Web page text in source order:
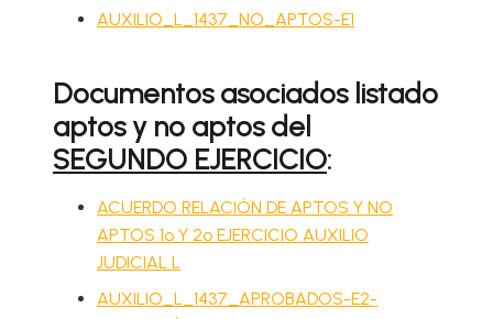
AUXILIO_L_1437_NO_APTOS-E1
Documentos asociados listado
aptos y no aptos del
SEGUNDO EJERCICIO:
ACUERDO RELACIÓN DE APTOS Y NO
APTOS 1º Y 2º EJERCICIO AUXILIO
JUDICIAL L
AUXILIO_L_1437_APROBADOS-E2-